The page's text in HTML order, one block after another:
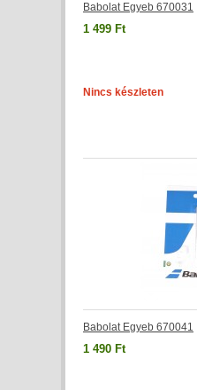
Babolat Egyeb 670031
1 499 Ft
Nincs készleten
Babolat Egyeb 670041
1 490 Ft